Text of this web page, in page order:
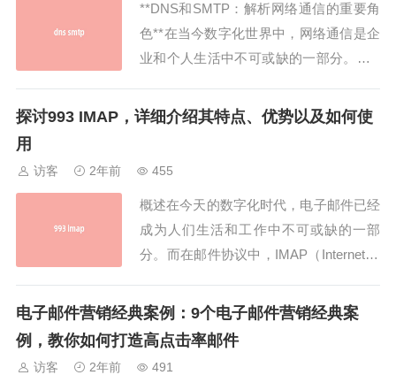
的常见问题。阿...
**DNS和SMTP：解析网络通信的重要角
色**在当今数字化世界中，网络通信是企
业和个人生活中不可或缺的一部分。而D
（Simple Mail Transfer Protocol）则是支
探讨993 IMAP，详细介绍其特点、优势以及如何使
用
访客 2年前 455
概述在今天的数字化时代，电子邮件已经
成为人们生活和工作中不可或缺的一部
分。而在邮件协议中，IMAP（Internet M
协议，它为用户提供了在邮件服务器上存
储和管理电子邮件的能力。本文将深入探
讨993 IMAP，详细介绍其特点、优势以
电子邮件营销经典案例：9个电子邮件营销经典案
例，教你如何打造高点击率邮件
访客 2年前 491